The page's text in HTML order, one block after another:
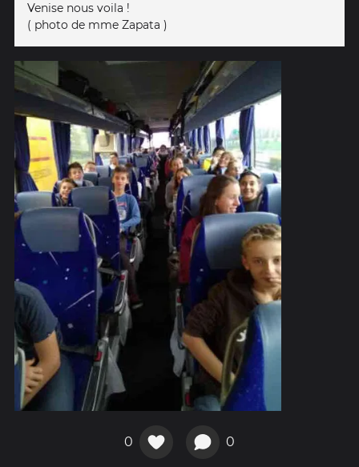
Venise nous voila !
( photo de mme Zapata )
0 0